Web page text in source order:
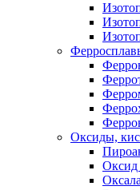
Оксиды,
Оксид